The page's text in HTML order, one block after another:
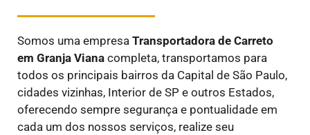
Somos uma empresa Transportadora de Carreto
em Granja Viana completa, transportamos para
todos os principais bairros da Capital de São Paulo,
cidades vizinhas, Interior de SP e outros Estados,
oferecendo sempre segurança e pontualidade em
cada um dos nossos serviços, realize seu